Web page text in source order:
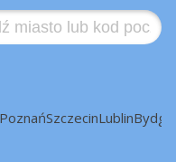
PoznańSzczecinLublin